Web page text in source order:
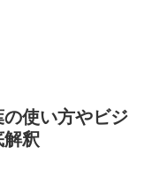
の使い方やビジ
解釈